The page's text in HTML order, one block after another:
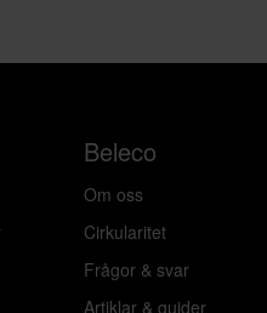
Beleco
Om oss
Cirkularitet
Frågor & svar
Artiklar & guider